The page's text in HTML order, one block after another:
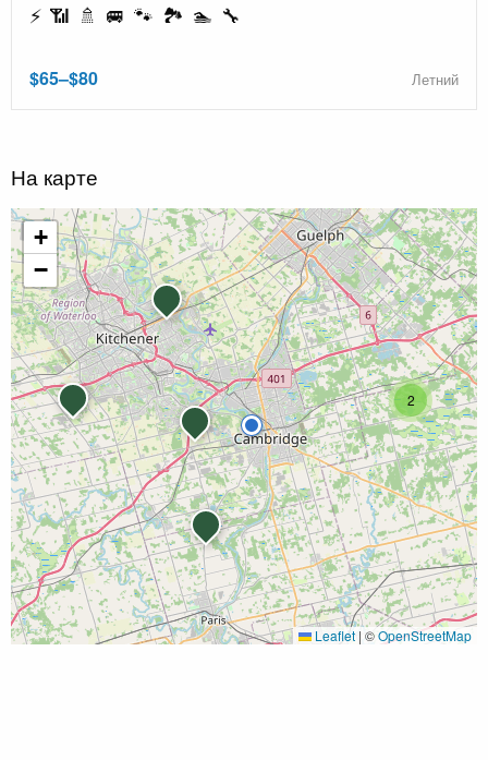
⚡ 📶 🚿 🚐 🐾 🏞️ 🏊 🔧
$65–$80 Летний
На карте
2
+
−
Leaflet | ©OpenStreetMap